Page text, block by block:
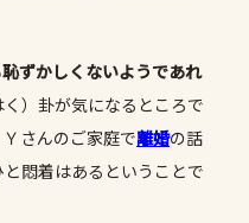
恥ずかしくないようであれ
く）卦が気になるところで
さんのご家庭で離婚の話
悶着はあるということで